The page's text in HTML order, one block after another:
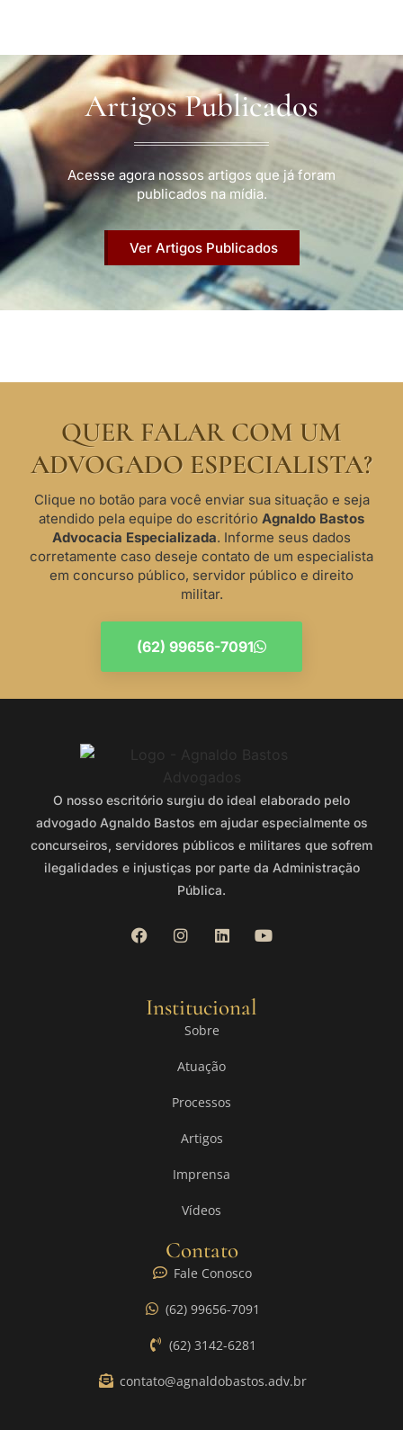
Artigos Publicados
Acesse agora nossos artigos que já foram
publicados na mídia.
Ver Artigos Publicados
QUER FALAR COM UM
ADVOGADO ESPECIALISTA?
Clique no botão para você enviar sua situação e seja
atendido pela equipe do escritório Agnaldo Bastos
Advocacia Especializada. Informe seus dados
corretamente caso deseje contato de um especialista
em concurso público, servidor público e direito
militar.
(62) 99656-7091
O nosso escritório surgiu do ideal elaborado pelo
advogado Agnaldo Bastos em ajudar especialmente os
concurseiros, servidores públicos e militares que sofrem
ilegalidades e injustiças por parte da Administração
Pública.
Institucional
Sobre
Atuação
Processos
Artigos
Imprensa
Vídeos
Contato
Fale Conosco
(62) 99656-7091
(62) 3142-6281
contato@agnaldobastos.adv.br